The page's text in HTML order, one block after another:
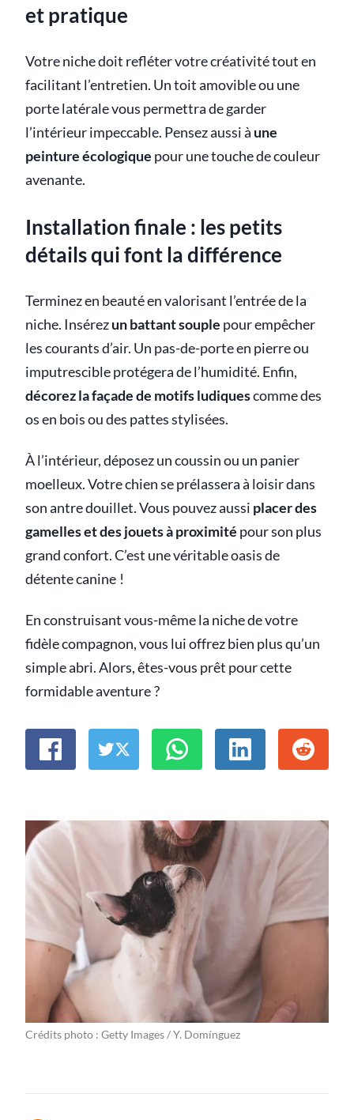
et pratique
Votre niche doit refléter votre créativité tout en
facilitant l’entretien. Un toit amovible ou une
porte latérale vous permettra de garder
l’intérieur impeccable. Pensez aussi à une
peinture écologique pour une touche de couleur
avenante.
Installation finale : les petits
détails qui font la différence
Terminez en beauté en valorisant l’entrée de la
niche. Insérezun battant souple pour empêcher
les courants d’air. Un pas-de-porte en pierre ou
imputrescible protégera de l’humidité. Enfin,
décorez la façade de motifs ludiquescomme des
os en bois ou des pattes stylisées.
À l’intérieur, déposez un coussin ou un panier
moelleux. Votre chien se prélassera à loisir dans
son antre douillet. Vous pouvez aussi placer des
gamelles et des jouets à proximité pour son plus
grand confort. C’est une véritable oasis de
détente canine !
En construisant vous-même la niche de votre
fidèle compagnon, vous lui offrez bien plus qu’un
simple abri. Alors, êtes-vous prêt pour cette
formidable aventure ?
Crédits photo : Getty Images / Y. Domínguez